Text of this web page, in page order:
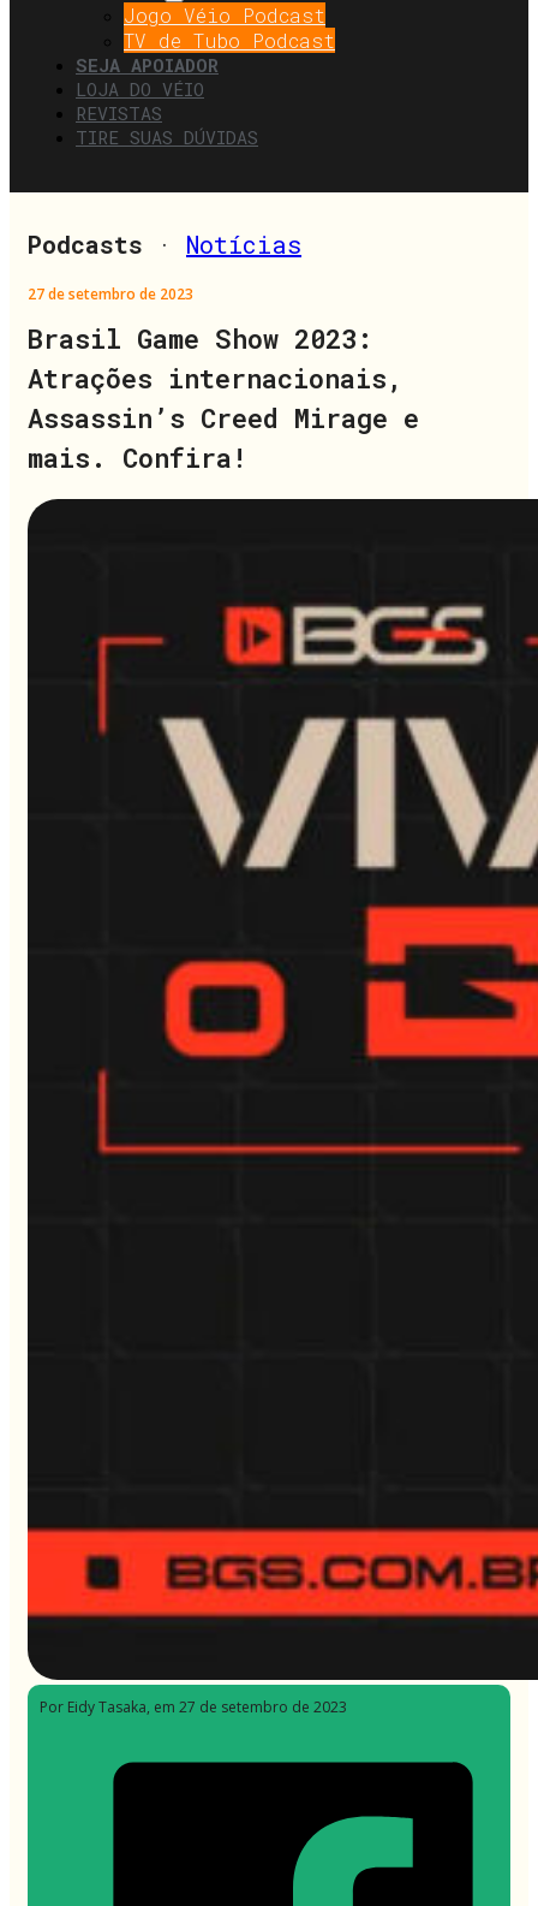
Jogo Véio Podcast
TV de Tubo Podcast
SEJA APOIADOR
LOJA DO VÉIO
REVISTAS
TIRE SUAS DÚVIDAS
Podcasts · Notícias
27 de setembro de 2023
Brasil Game Show 2023:
Atrações internacionais,
Assassin’s Creed Mirage e
mais. Confira!
Por Eidy Tasaka, em 27 de setembro de 2023